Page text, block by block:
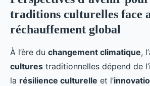
traditions culturelles face
réchauffement global
À l’ère du changement climatique, l’
cultures traditionnelles dépend de
la résilience culturelle et l’